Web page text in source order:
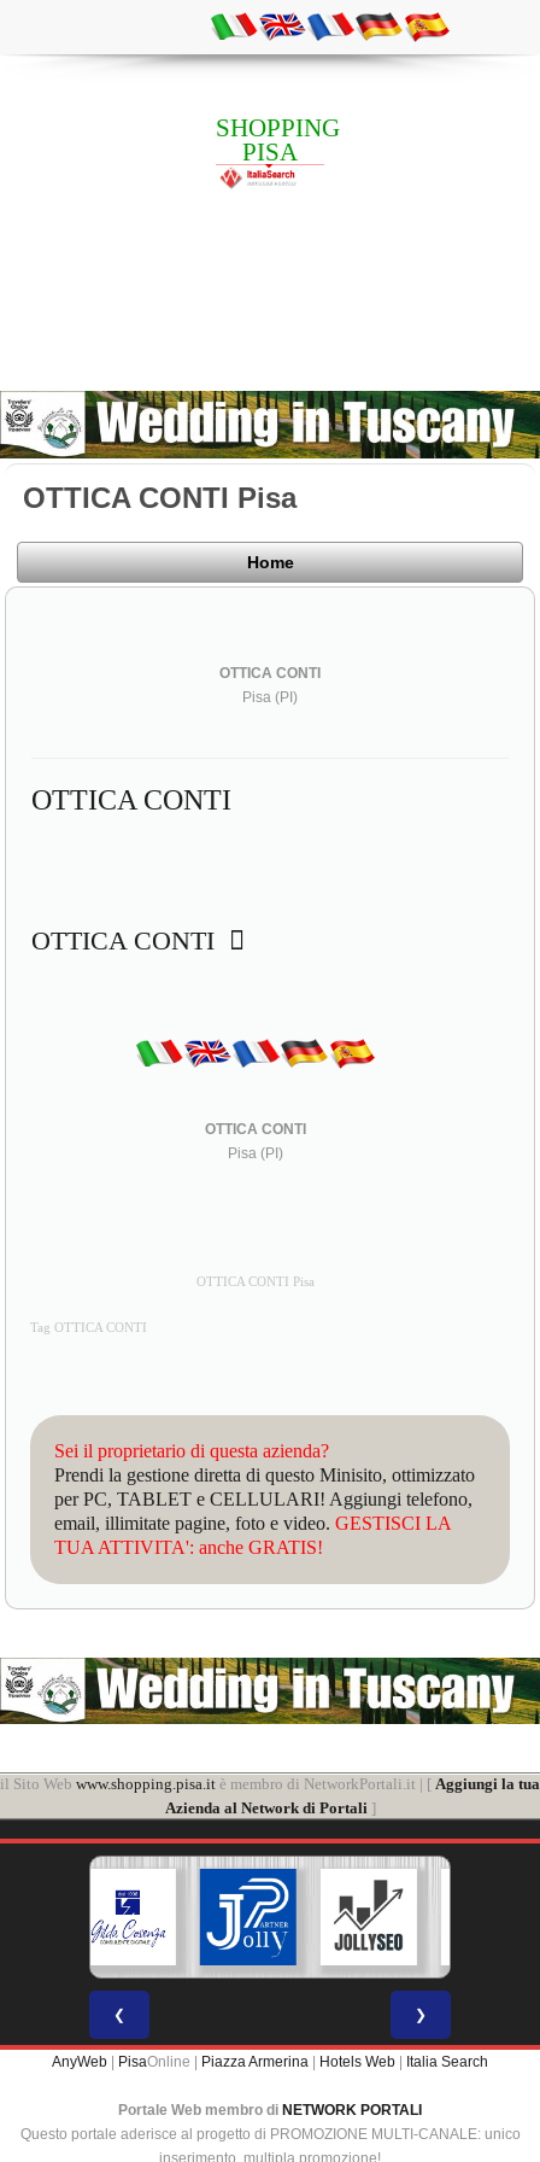
SHOPPING
PISA
OTTICA CONTI Pisa
Home
OTTICA CONTI
Pisa (PI)
OTTICA CONTI
OTTICA CONTI
OTTICA CONTI
Pisa (PI)
OTTICA CONTI Pisa
Tag OTTICA CONTI
Sei il proprietario di questa azienda?
Prendi la gestione diretta di questo Minisito, ottimizzato
per PC, TABLET e CELLULARI! Aggiungi telefono,
email, illimitate pagine, foto e video.GESTISCI LA
TUA ATTIVITA': anche GRATIS!
il Sito Web www.shopping.pisa.it è membro di NetworkPortali.it | [ Aggiungi la tua
Azienda al Network di Portali]
❮ ❯
AnyWeb PisaOnline | Piazza Armerina Hotels Web Italia Search
Portale Web membro di NETWORK PORTALI
Questo portale aderisce al progetto di PROMOZIONE MULTI-CANALE: unico
inserimento, multipla promozione!